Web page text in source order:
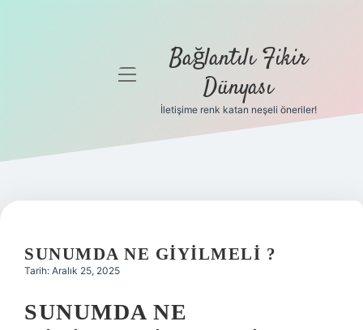
Gizlilik
Hakkımızda
menüyü
Bağlantılı Fikir
Dünyası
İletişime renk katan neşeli öneriler!
SUNUMDA NE GIYILMELI ?
Tarih: Aralık 25, 2025
SUNUMDA NE